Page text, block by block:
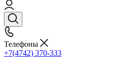
Телефоны
+7(4742) 370-333